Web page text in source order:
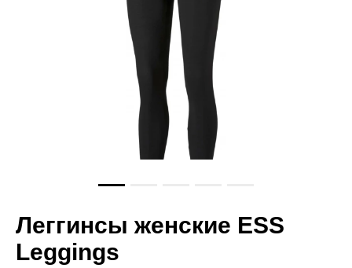
Леггинсы женские ESS
Leggings